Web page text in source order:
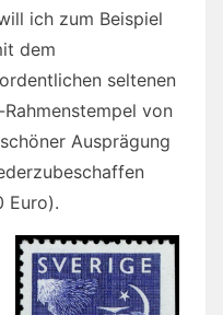
ich zum Beispiel
dem
seltenen
von
Ausprägung
Euro).